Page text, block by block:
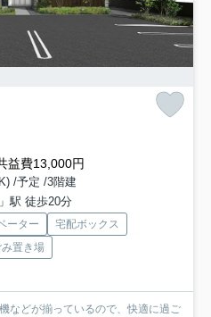
益費13,000円
/予定 /3階建
駅 徒歩20分
ーター
宅配ボックス
置き場
などが揃っているので、快適に過ご